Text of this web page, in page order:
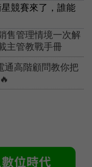
競賽來了，誰能
售管理情境一次解
主管教戰手冊
通高階顧問教你把